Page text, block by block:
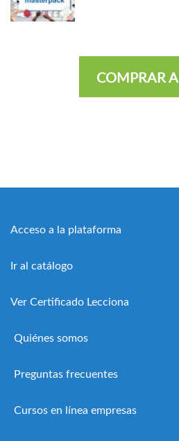
COMPRAR
Acceso a la plataforma
Ir al catálogo
Ver Certificado Lecciona
Quiénes somos
Preguntas frecuentes
Cursos en línea empresas